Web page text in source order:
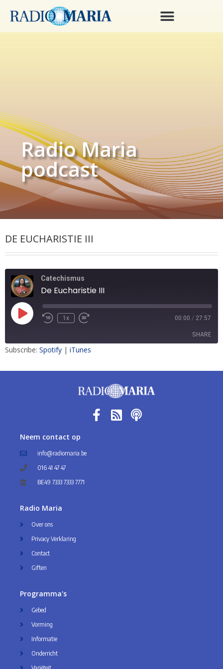
Radio Maria
podcast
DE EUCHARISTIE III
Catechismus
De Eucharistie III
1x 00:00 / 27:57
SHARE
Subscribe: Spotify | iTunes
Neem contact op
info@radiomaria.be
016 41 47 47
BE49 7333 7333 7771
Radio Maria
Over ons
Privacy Verklaring
Contact
Giften
Programma's
Gebed
Vorming
Informatie
Onderricht